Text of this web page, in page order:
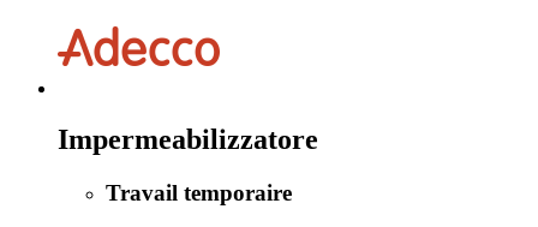
Impermeabilizzatore
Travail temporaire